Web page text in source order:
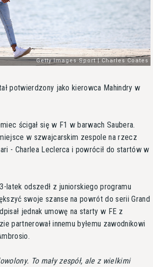
potwierdzony jako kierowca Mahindry w
ścigał się w F1 w barwach Saubera.
w szwajcarskim zespole na rzecz
- Charlea Leclerca i powrócił do startów w
latek odszedł z juniorskiego programu
swoje szanse na powrót do serii Grand
jednak umowę na starty w FE z
partnerował innemu byłemu zawodnikowi
To mały zespół, ale z wielkimi